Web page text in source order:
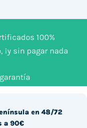
100%
¡y sin pagar nada
en 48/72
a 90€